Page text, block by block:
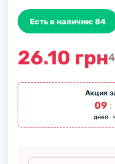
Есть в наличии: 84
26.10 грн
Акция
09
дней
: